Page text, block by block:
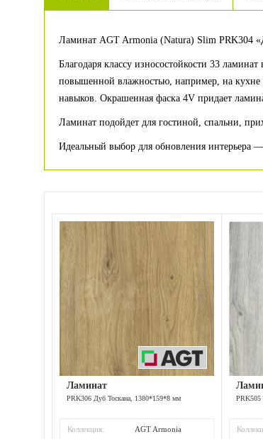
Ламинат AGT Armonia (Natura) Slim PRK304
Благодаря классу износостойкости 33
повышенной влажностью, например, на кухне
навыков. Окрашенная фаска 4V придает
Ламинат подойдет для гостиной, спальни,
Идеальный выбор для обновления интерьера
Ламинат
PRK306 Дуб Тоскана, 1380*159*8 мм
Коллекция:
AGT Armonia